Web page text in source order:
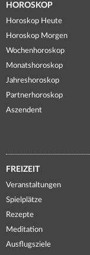
HOROSKOP
Horoskop Heute
Horoskop Morgen
Wochenhoroskop
Monatshoroskop
Jahreshoroskop
Partnerhoroskop
Aszendent
FREIZEIT
Veranstaltungen
Spielplätze
Rezepte
Meditation
Ausflugsziele